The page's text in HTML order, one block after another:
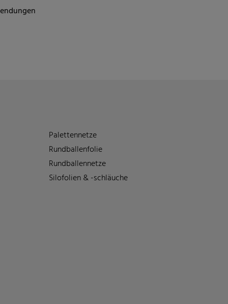
Palettennetze
Rundballenfolie
Rundballennetze
Silofolien & -schläuche